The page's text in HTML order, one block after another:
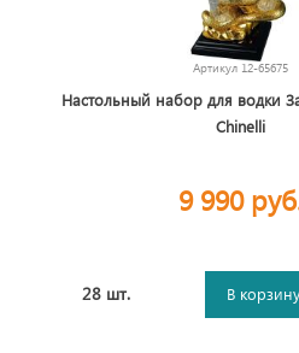
Артикул 12-65675
Настольный набор для водки
Chinelli
9 990
28 шт. В корзину